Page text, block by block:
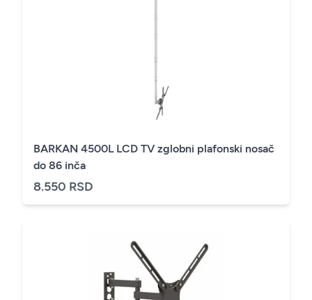
BARKAN 4500L LCD TV zglobni plafonski nosač
do 86 inča
8.550 RSD